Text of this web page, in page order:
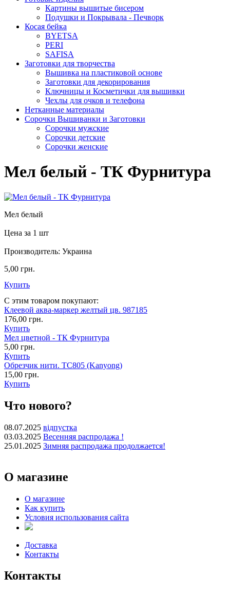
Картины вышитые бисером
Подушки и Покрывала - Печворк
Косая бейка
BYETSA
PERI
SAFISA
Заготовки для творчества
Вышивка на пластиковой основе
Заготовки для декорирования
Ключницы и Косметички для вышивки
Чехлы для очков и телефона
Нетканные материалы
Сорочки Вышиванки и Заготовки
Cорочки мужские
Сорочки детские
Сорочки женские
Мел белый - ТК Фурнитура
Мел белый
Цена за 1 шт
Производитель: Украина
5,00 грн.
Купить
С этим товаром покупают:
Клеевой аква-маркер желтый цв. 987185
176,00 грн.
Купить
Мел цветной - ТК Фурнитура
5,00 грн.
Купить
Обрезчик нити. TC805 (Kanyong)
15,00 грн.
Купить
Что нового?
08.07.2025 відпустка
03.03.2025 Весенняя распродажа !
25.01.2025 Зимняя распродажа продолжается!
О магазине
О магазине
Как купить
Условия использования сайта
Доставка
Контакты
Контакты